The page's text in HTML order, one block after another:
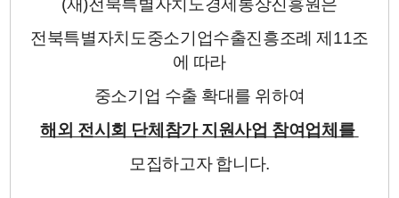
(재)전북특별자치도경제통상진흥원은
전북특별자치도중소기업수출진흥조례 제11조
에 따라
중소기업 수출 확대를 위하여
해외 전시회 단체참가 지원사업 참여업체를
모집하고자 합니다.